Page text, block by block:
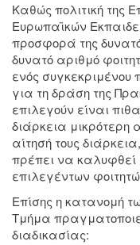
Καθώς πολιτική της
Ευρωπαϊκών
προσφορά της
δυνατό αριθμό
ενός συγκεκριμένου
για τη δράση της
επιλεγούν είναι
διάρκεια μικρότερη
αίτησή τους
πρέπει να καλυφθεί
επιλεγέντων
Επίσης η κατανομή
Τμήμα
διαδικασίας: